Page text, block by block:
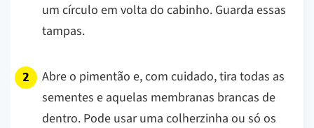
um círculo em volta do cabinho. Guarda essas
tampas.
Abre o pimentão e, com cuidado, tira todas as
sementes e aquelas membranas brancas de
dentro. Pode usar uma colherzinha ou só os